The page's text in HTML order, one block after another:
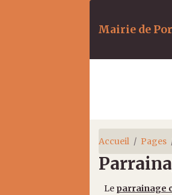
Mairie de
Accueil Pages
Le parrainage